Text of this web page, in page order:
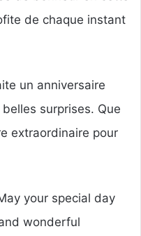
de chaque instant
un anniversaire
surprises. Que
extraordinaire pour
your special day
wonderful